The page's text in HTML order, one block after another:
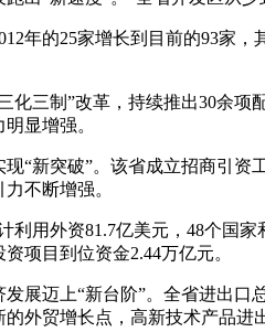
的25家增长到目前的93家，
三制”改革，持续推出30余项
显增强。
新突破”。该省成立招商引资
不断增强。
用外资81.7亿美元，48个国家
项目到位资金2.44万亿元。
迈上“新台阶”。全省进出口总
外贸增长点，高新技术产品进